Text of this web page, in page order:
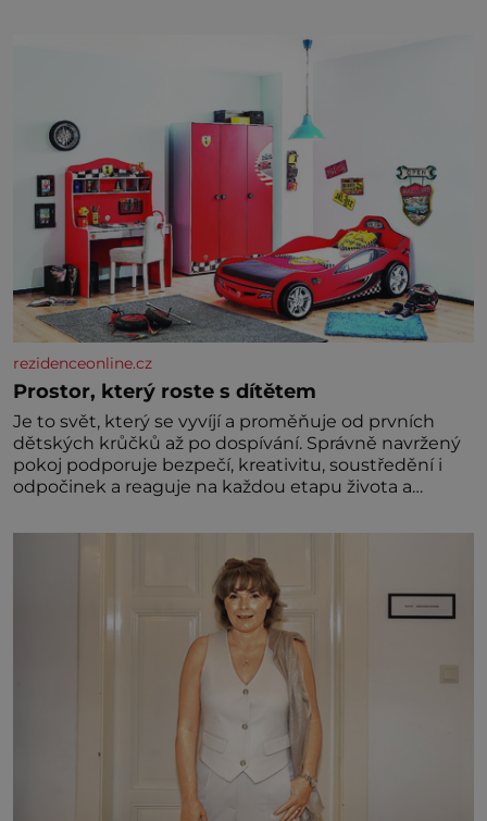
rezidenceonline.cz
Prostor, který roste s dítětem
Je to svět, který se vyvíjí a proměňuje od prvních
dětských krůčků až po dospívání. Správně navržený
pokoj podporuje bezpečí, kreativitu, soustředění i
odpočinek a reaguje na každou etapu života a
jednoduchost, měkkost a bezpečí, proto by pokoj